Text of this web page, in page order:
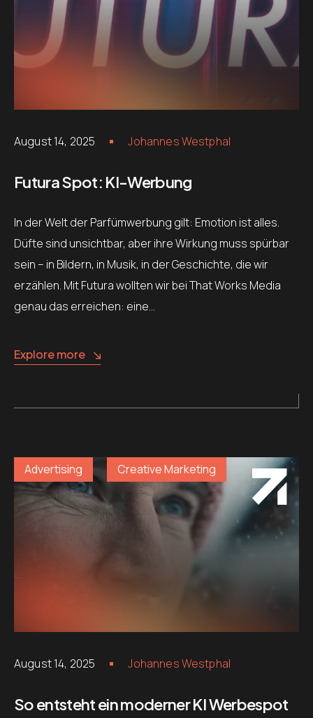
August 14, 2025 Johannes Westphal
Futura Spot: KI-Werbung
In der Welt der Parfümwerbung gilt: Emotion ist alles.
Düfte sind unsichtbar, aber ihre Wirkung muss spürbar
sein – in Bildern, in Musik, in der Geschichte, die wir
erzählen. Mit Futura wollten wir bei That Works Media
genau das erreichen: eine…
Explore more
Advertising Creative Marketing
August 14, 2025 Johannes Westphal
So entsteht ein moderner KI Werbespot